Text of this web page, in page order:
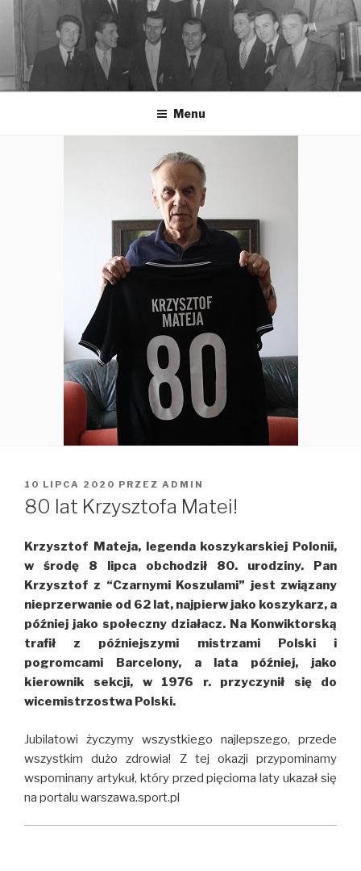
do
treści
Menu
OPUBLIKOWANE
W
10 LIPCA 2020 PRZEZ ADMIN
80 lat Krzysztofa Matei!
Krzysztof Mateja, legenda koszykarskiej Polonii,
w środę 8 lipca obchodził 80. urodziny. Pan
Krzysztof z “Czarnymi Koszulami” jest związany
nieprzerwanie od 62 lat, najpierw jako koszykarz, a
później jako społeczny działacz. Na Konwiktorską
trafił z późniejszymi mistrzami Polski i
pogromcami Barcelony, a lata później, jako
kierownik sekcji, w 1976 r. przyczynił się do
wicemistrzostwa Polski.
Jubilatowi życzymy wszystkiego najlepszego, przede
wszystkim dużo zdrowia! Z tej okazji przypominamy
wspominany artykuł, który przed pięcioma laty ukazał się
na portalu warszawa.sport.pl